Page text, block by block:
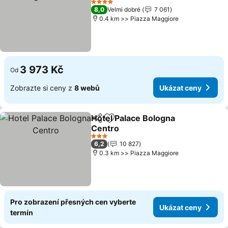
Ukázat ceny
4 Počet hvězdiček
8,0 Velmi dobré
7 061
0.4 km >> Piazza Maggiore
Od 3 973 Kč
Zobrazte si ceny z 8 webů Ukázat ceny
SdíletPřidat na seznam oblíbených
Hotel Palace Bologna
Centro
Ukázat ceny
3 Počet hvězdiček
6,2
10 827
0.3 km >> Piazza Maggiore
Pro zobrazení přesných cen vyberte
termín
Ukázat ceny